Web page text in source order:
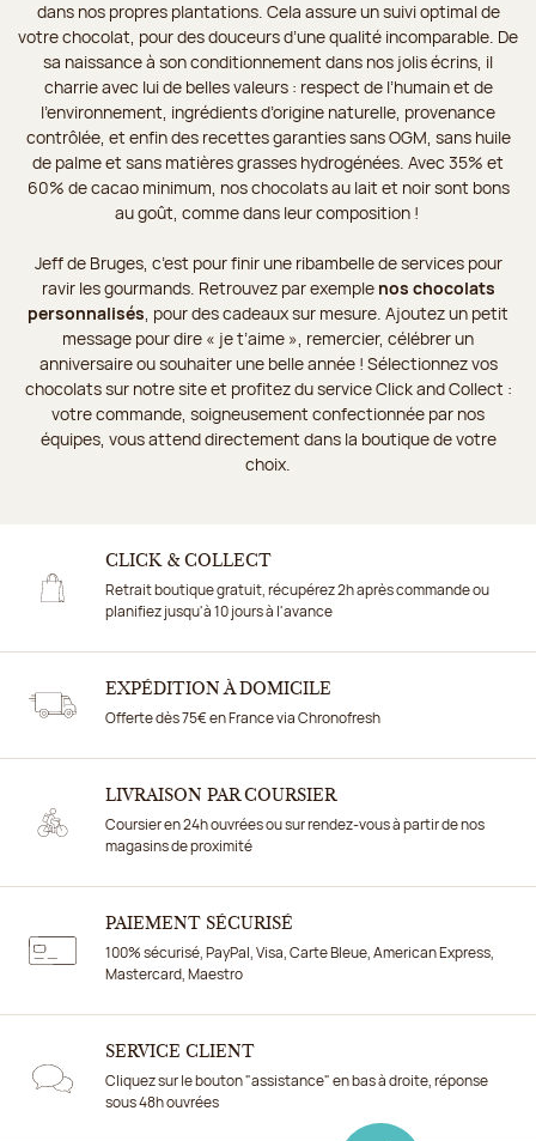
dans nos propres plantations. Cela assure un suivi optimal de
votre chocolat, pour des douceurs d’une qualité incomparable. De
sa naissance à son conditionnement dans nos jolis écrins, il
charrie avec lui de belles valeurs : respect de l’humain et de
l’environnement, ingrédients d’origine naturelle, provenance
contrôlée, et enfin des recettes garanties sans OGM, sans huile
de palme et sans matières grasses hydrogénées. Avec 35% et
60% de cacao minimum, nos chocolats au lait et noir sont bons
au goût, comme dans leur composition !
Jeff de Bruges, c’est pour finir une ribambelle de services pour
ravir les gourmands. Retrouvez par exemple nos chocolats
personnalisés , pour des cadeaux sur mesure. Ajoutez un petit
message pour dire « je t’aime », remercier, célébrer un
anniversaire ou souhaiter une belle année ! Sélectionnez vos
chocolats sur notre site et profitez du service Click and Collect :
votre commande, soigneusement confectionnée par nos
équipes, vous attend directement dans la boutique de votre
choix.
CLICK & COLLECT
Retrait boutique gratuit, récupérez 2h après commande ou
planifiez jusqu'à 10 jours à l'avance
EXPÉDITION À DOMICILE
Offerte dès 75€ en France via Chronofresh
LIVRAISON PAR COURSIER
Coursier en 24h ouvrées ou sur rendez-vous à partir de nos
magasins de proximité
PAIEMENT SÉCURISÉ
100% sécurisé, PayPal, Visa, Carte Bleue, American Express,
Mastercard, Maestro
SERVICE CLIENT
Cliquez sur le bouton "assistance" en bas à droite, réponse
sous 48h ouvrées